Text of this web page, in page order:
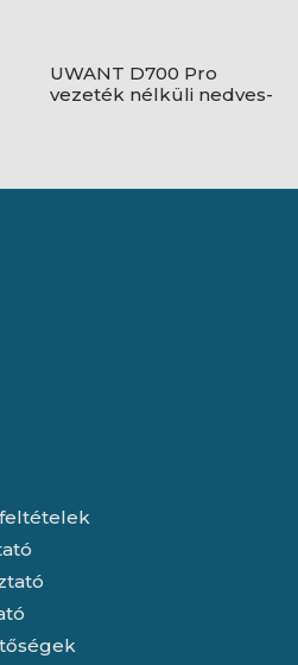
UWANT D700 Pro
vezeték nélküli nedves-